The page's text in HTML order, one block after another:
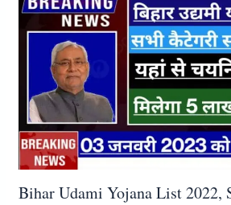
Bihar Udami Yojana List 2022,